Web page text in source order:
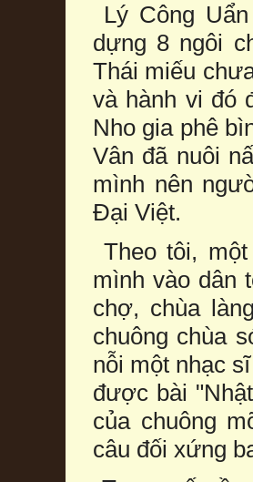
Lý Công
dựng 8 ngôi
Thái miếu
và hành vi đó
Nho gia phê
Vân đã nuôi
mình nên
Đại Việt.
Theo tôi,
mình vào dân
chợ, chùa
chuông chùa
nỗi một nhạc
được bài
của chuông
câu đối xứng